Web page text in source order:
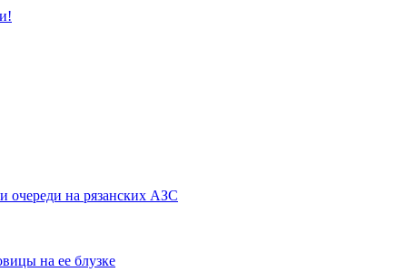
очереди на рязанских АЗС
на ее блузке